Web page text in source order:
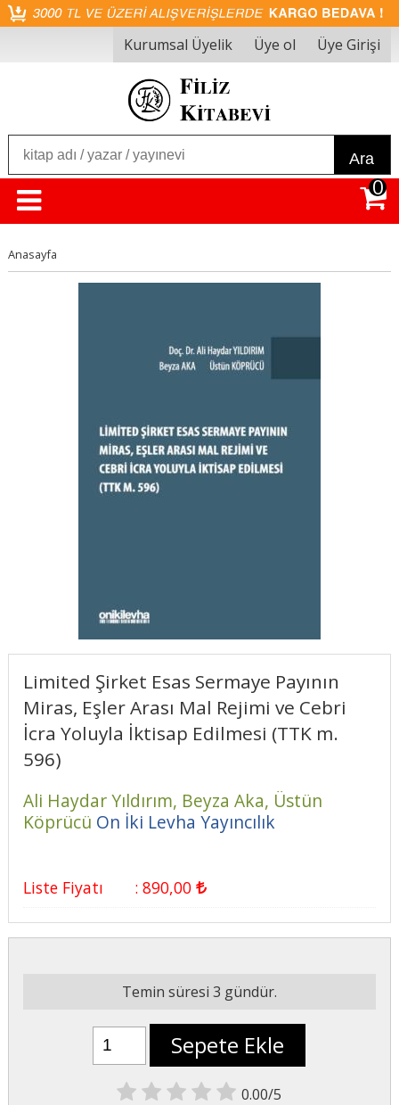
Kurumsal Üyelik Üye ol Üye Girişi
Ara
0
Anasayfa
Limited Şirket Esas Sermaye Payının
Miras, Eşler Arası Mal Rejimi ve Cebri
İcra Yoluyla İktisap Edilmesi (TTK m.
596)
Ali Haydar Yıldırım, Beyza Aka, Üstün
Köprücü On İki Levha Yayıncılık
Liste Fiyatı : 890,00
Temin süresi 3 gündür.
Sepete Ekle
0.00/5